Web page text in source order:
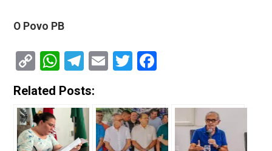
O Povo PB
Copy
Link
WhatsApp
Telegram
EmailTwitter
Related Posts: